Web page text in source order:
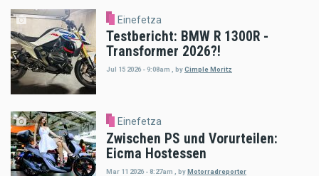
Einefetza
Testbericht: BMW R 1300R -
Transformer 2026?!
Jul 15 2026 - 9:08am byCimple Moritz
Einefetza
Zwischen PS und Vorurteilen:
Eicma Hostessen
Mar 11 2026 - 8:27am byMotorradreporter